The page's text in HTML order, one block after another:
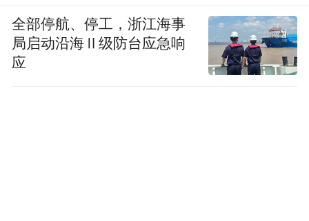
全部停航、停工，浙江海事
局启动沿海Ⅱ级防台应急响
应